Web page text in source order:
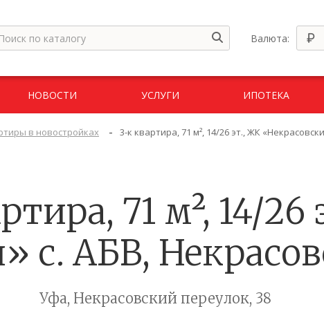
Валюта:
НОВОСТИ УСЛУГИ ИПОТЕКА
в новостройках - 3-к квартира, 71 м², 14/26 эт., ЖК
71 м², 14/
с. АБВ,
Уфа, Некрасовский переулок, 38